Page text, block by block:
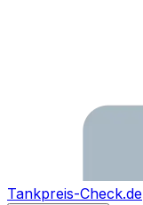
Tankpreis-Check.de